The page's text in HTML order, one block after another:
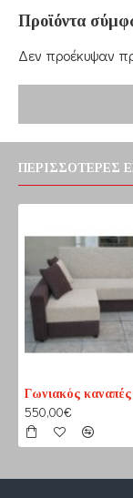
Προϊόντα
Δεν προέκυψαν
ΠΕΡΙΣΣΌΤΕΡΕΣ
550,00€